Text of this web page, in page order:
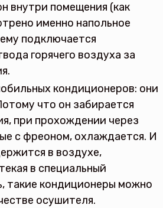
внутри помещения (как
именно напольное
подключается
горячего воздуха за
кондиционеров: они
что он забирается
при прохождении через
с фреоном, охлаждается. И
в воздухе,
в специальный
такие кондиционеры можно
осушителя.